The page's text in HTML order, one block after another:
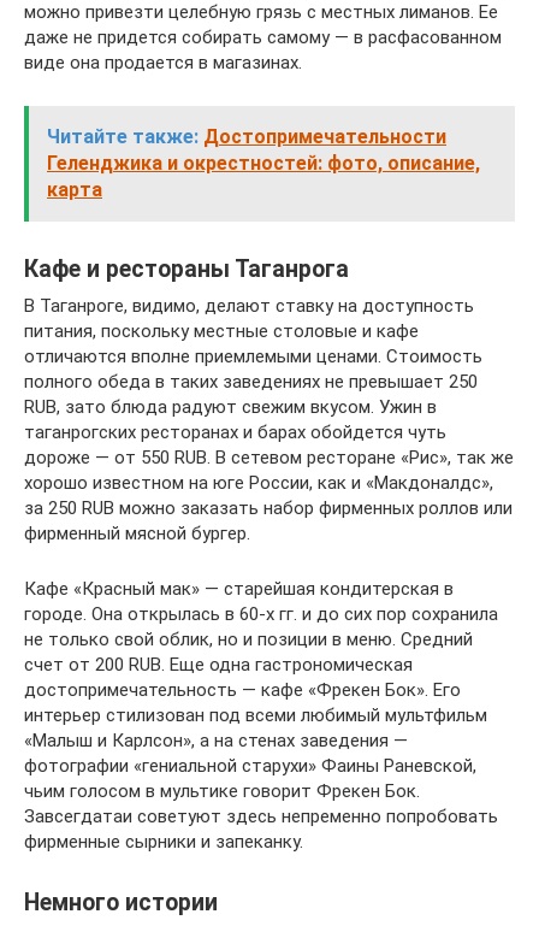
можно привезти целебную грязь с местных лиманов. Ее
даже не придется собирать самому — в расфасованном
виде она продается в магазинах.
Читайте также: Достопримечательности
Геленджика и окрестностей: фото, описание,
карта
Кафе и рестораны Таганрога
В Таганроге, видимо, делают ставку на доступность
питания, поскольку местные столовые и кафе
отличаются вполне приемлемыми ценами. Стоимость
полного обеда в таких заведениях не превышает 250
RUB, зато блюда радуют свежим вкусом. Ужин в
таганрогских ресторанах и барах обойдется чуть
дороже — от 550 RUB. В сетевом ресторане «Рис», так же
хорошо известном на юге России, как и «Макдоналдс»,
за 250 RUB можно заказать набор фирменных роллов или
фирменный мясной бургер.
Кафе «Красный мак» — старейшая кондитерская в
городе. Она открылась в 60-х гг. и до сих пор сохранила
не только свой облик, но и позиции в меню. Средний
счет от 200 RUB. Еще одна гастрономическая
достопримечательность — кафе «Фрекен Бок». Его
интерьер стилизован под всеми любимый мультфильм
«Малыш и Карлсон», а на стенах заведения —
фотографии «гениальной старухи» Фаины Раневской,
чьим голосом в мультике говорит Фрекен Бок.
Завсегдатаи советуют здесь непременно попробовать
фирменные сырники и запеканку.
Немного истории